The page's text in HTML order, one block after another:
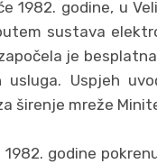
1982. godine, u
sustava
je
usluga. Uspjeh
širenje mreže
1982. godine